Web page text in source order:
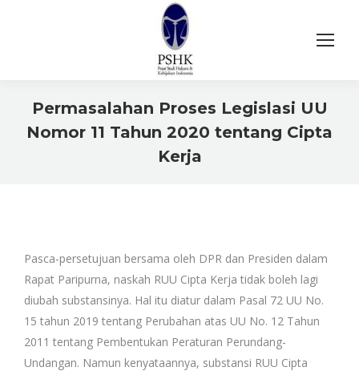
Permasalahan Proses Legislasi UU
Nomor 11 Tahun 2020 tentang Cipta
Kerja
Pasca-persetujuan bersama oleh DPR dan Presiden dalam
Rapat Paripurna, naskah RUU Cipta Kerja tidak boleh lagi
diubah substansinya. Hal itu diatur dalam Pasal 72 UU No.
15 tahun 2019 tentang Perubahan atas UU No. 12 Tahun
2011 tentang Pembentukan Peraturan Perundang-
Undangan. Namun kenyataannya, substansi RUU Cipta